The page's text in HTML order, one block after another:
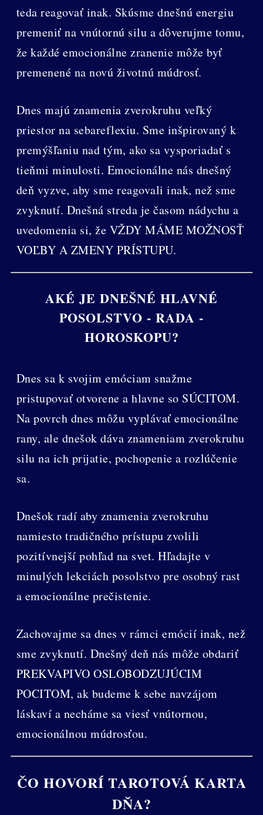
teda reagovať inak. Skúsme dnešnú energiu
premeniť na vnútornú silu a dôverujme tomu,
že každé emocionálne zranenie môže byť
premenené na novú životnú múdrosť.
Dnes majú znamenia zverokruhu veľký
priestor na sebareflexiu. Sme inšpirovaný k
premýšľaniu nad tým, ako sa vysporiadať s
tieňmi minulosti. Emocionálne nás dnešný
deň vyzve, aby sme reagovali inak, než sme
zvyknutí. Dnešná streda je časom nádychu a
uvedomenia si, že VŽDY MÁME MOŽNOSŤ
VOĽBY A ZMENY PRÍSTUPU.
AKÉ JE DNEŠNÉ HLAVNÉ
POSOLSTVO - RADA -
HOROSKOPU?
Dnes sa k svojim emóciam snažme
pristupovať otvorene a hlavne so SÚCITOM.
Na povrch dnes môžu vyplávať emocionálne
rany, ale dnešok dáva znameniam zverokruhu
silu na ich prijatie, pochopenie a rozlúčenie
sa.
Dnešok radí aby znamenia zverokruhu
namiesto tradičného prístupu zvolili
pozitívnejší pohľad na svet. Hľadajte v
minulých lekciách posolstvo pre osobný rast
a emocionálne prečistenie.
Zachovajme sa dnes v rámci emócií inak, než
sme zvyknutí. Dnešný deň nás môže obdariť
PREKVAPIVO OSLOBODZUJÚCIM
POCITOM, ak budeme k sebe navzájom
láskaví a necháme sa viesť vnútornou,
emocionálnou múdrosťou.
ČO HOVORÍ TAROTOVÁ KARTA
DŇA?